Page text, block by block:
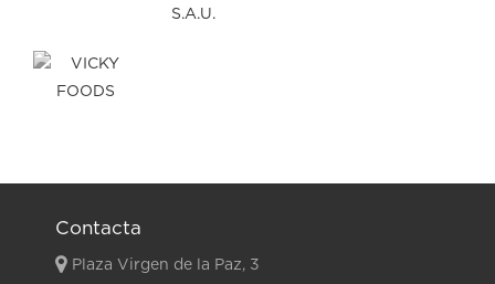
Contacta
Plaza Virgen de la Paz, 3